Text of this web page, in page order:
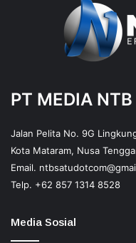
PT MEDIA NTB
Jalan Pelita No. 9G
Kota Mataram, Nusa
Email.
Telp. +62 857 1314 8528
Media Sosial